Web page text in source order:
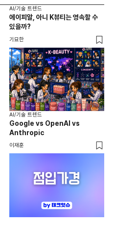
AI/기술 트렌드
에이피알, 아니 K뷰티는 영속할 수
있을까?
기묘한
AI/기술 트렌드
Google vs OpenAI vs
Anthropic
이재훈